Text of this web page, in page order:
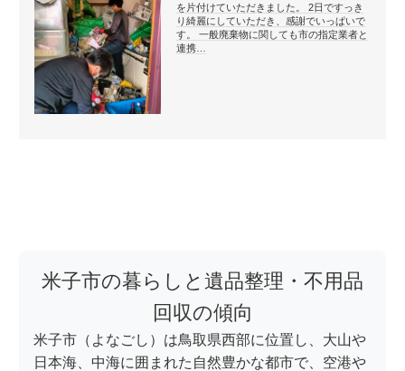
を片付けていただきました。 2日ですっき
り綺麗にしていただき、感謝でいっぱいで
す。 一般廃棄物に関しても市の指定業者と
連携…
米子市の暮らしと遺品整理・不用品
回収の傾向
米子市（よなごし）は鳥取県西部に位置し、大山や
日本海、中海に囲まれた自然豊かな都市で、空港や